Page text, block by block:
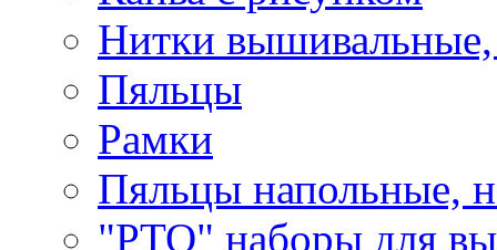
Нитки
Пяльцы
Рамки
Пяльцы напольные,
"РТО" наборы для